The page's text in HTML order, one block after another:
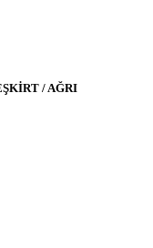
/ AĞRI